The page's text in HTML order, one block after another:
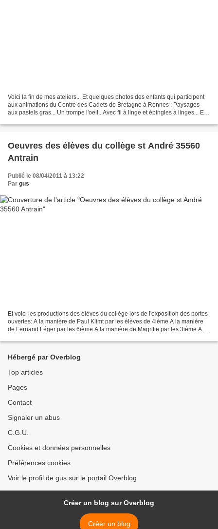
Voici la fin de mes ateliers... Et quelques photos des enfants qui participent
aux animations du Centre des Cadets de Bretagne à Rennes : Paysages
aux pastels gras... Un trompe l'oeil...Avec fil à linge et épingles à linges... Et
Oeuvres des élèves du collège st André 35560
Antrain
Publié le 08/04/2011 à 13:22
Par gus
Et voici les productions des élèves du collège lors de l'exposition des portes
ouvertes: A la manière de Paul Klimt par les élèves de 4ième A la manière
de Fernand Léger par les 6ième A la manière de Magritte par les 3ième A la
Hébergé par Overblog
Top articles
Pages
Contact
Signaler un abus
C.G.U.
Cookies et données personnelles
Préférences cookies
Voir le profil de gus sur le portail Overblog
Créer un blog sur Overblog
Créer un blog